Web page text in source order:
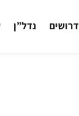
דרושים נדל”ן